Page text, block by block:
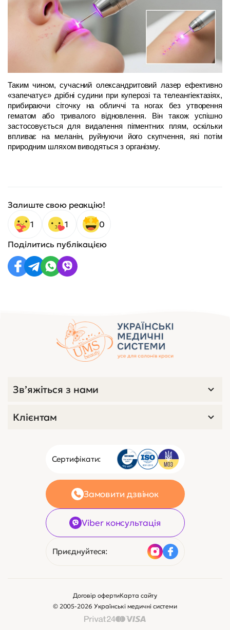
Таким чином, сучасний олександритовий лазер ефективно
«запечатує» дрібні судини при куперозі та телеангіектазіях,
прибираючи сіточку на обличчі та ногах без утворення
гематом або тривалого відновлення. Він також успішно
застосовується для видалення пігментних плям, оскільки
впливає на меланін, руйнуючи його скупчення, які потім
природним шляхом виводяться з організму.
Залиште свою реакцію!
1
1
0
Поділитись публікацією
Сертифікати:
Замовити дзвінок
Viber консультація
Приєднуйтеся:
Зв’яжіться з нами
Клієнтам
© 2005-2026 Українські медичні системи
Договір офертиКарта сайту